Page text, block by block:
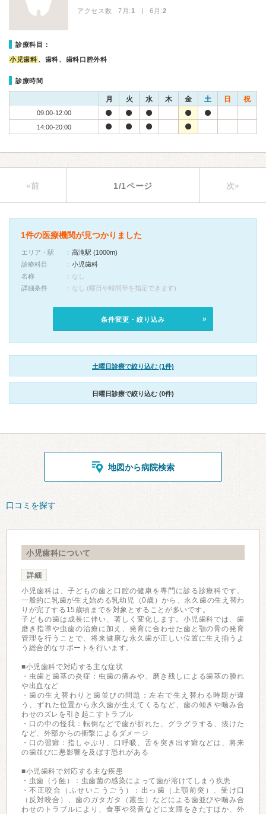
アクセス数 7月:1 | 6月:2
診療科目：
小児歯科 、歯科、歯科口腔外科
診療時間
月 火 水 木 金 土 日 祝
09:00-12:00
14:00-20:00
«前 1/1ページ 次»
1件の医療機関が見つかりました
エリア・駅
高滝駅 (1000m)
診療科目
小児歯科
名称
なし
詳細条件
なし (曜日や時間帯を指定できます)
条件変更・絞り込み
土曜日診療で絞り込む (1件)
日曜日診療で絞り込む (0件)
地図から病院検索
口コミを探す
小児歯科について
詳細
小児歯科は、子どもの歯と口腔の健康を専門に診る診療科です。
一般的に乳歯が生え始める乳幼児（0歳）から、永久歯の生え替わ
りが完了する15歳頃までを対象とすることが多いです。
子どもの歯は成長に伴い、著しく変化します。小児歯科では、歯
磨き指導や虫歯の治療に加え、発育に合わせた歯と顎の骨の発育
管理を行うことで、将来健康な永久歯が正しい位置に生え揃うよ
う総合的なサポートを行います。
■小児歯科で対応する主な症状
・虫歯と歯茎の炎症：虫歯の痛みや、磨き残しによる歯茎の腫れ
や出血など
・歯の生え替わりと歯並びの問題：左右で生え替わる時期が違
う、ずれた位置から永久歯が生えてくるなど、歯の傾きや噛み合
わせのズレを引き起こすトラブル
・口の中の怪我：転倒などで歯が折れた、グラグラする、抜けた
など、外部からの衝撃によるダメージ
・口の習癖：指しゃぶり、口呼吸、舌を突き出す癖などは、将来
の歯並びに悪影響を及ぼす恐れがある
■小児歯科で対応する主な疾患
・虫歯（う蝕）：虫歯菌の感染によって歯が溶けてしまう疾患
・不正咬合（ふせいこうごう）：出っ歯（上顎前突）、受け口
（反対咬合）、歯のガタガタ（叢生）などによる歯並びや噛み合
わせのトラブルにより、食事や発音などに支障をきたすほか、外